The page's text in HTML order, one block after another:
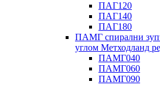
ПАГ120
ПАГ140
ПАГ180
ПАМГ спирални
углом Метходланд
ПАМГ040
ПАМГ060
ПАМГ090